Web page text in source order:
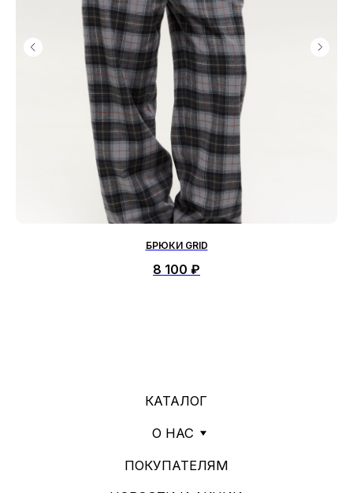
БРЮКИ GRID
8 100 ₽
ПОЛИТИКА КОНФИДЕНЦИАЛЬНОСТИ
ОФЕРТА